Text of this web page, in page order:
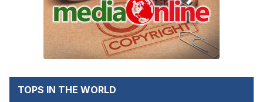
TOPS IN THE WORLD